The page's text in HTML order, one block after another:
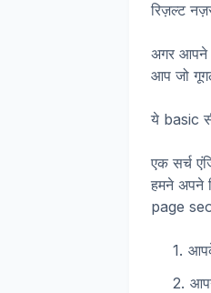
रिज़ल्ट
अगर आपने
आप जो
ये basic
एक सर्च
हमने अपने
page